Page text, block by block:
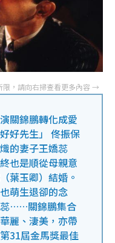
關錦鵬轉化成愛
好先生」 佟振保
的妻子王嬌蕊
也是順從母親意
葉玉卿）結婚。
萌生退卻的念
蕊……關錦鵬集合
麗、淒美，亦帶
31屆金馬獎最佳